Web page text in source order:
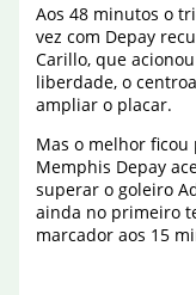
Aos 48 minutos o
vez com Depay
Carillo, que
liberdade, o
ampliar o placar.
Mas o melhor
Memphis Depay
superar o goleiro
ainda no primeiro
marcador aos 15